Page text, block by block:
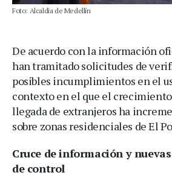
Foto: Alcaldía de Medellín
De acuerdo con la información
han tramitado solicitudes de
posibles incumplimientos en el
contexto en el que el
llegada de extranjeros ha
sobre zonas residenciales de El
Cruce de información y
de control